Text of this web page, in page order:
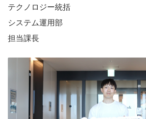
テクノロジー統括
システム運用部
担当課長